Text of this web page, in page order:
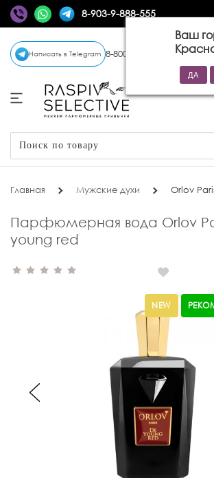
8-903-9-888-555
Ваш
Написать в Telegram 8-800-770-72-34
Главная Мужские духи Orlov
Парфюмерная вода Orlov
young red
NEW